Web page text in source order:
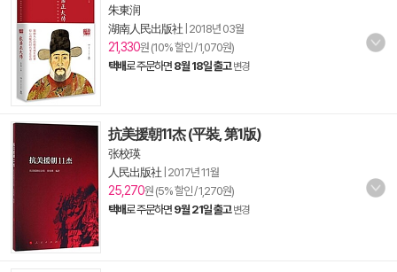
朱東润
湖南人民出版社 2018년 03월
21,330원 (10% 할인 / 1,070원)
택배로 주문하면 8월 18일 출고 변경
抗美援朝11杰 (平裝, 第1版)
张校瑛
人民出版社 2017년 11월
25,270원 (5% 할인 / 1,270원)
택배로 주문하면 9월 21일 출고 변경